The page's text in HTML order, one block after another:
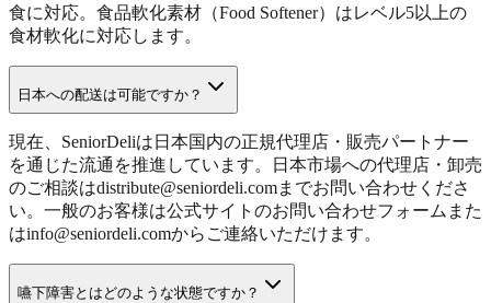
食に対応。食品軟化素材（Food Softener）はレベル5以上の
食材軟化に対応します。
日本への配送は可能ですか？
現在、SeniorDeliは日本国内の正規代理店・販売パートナー
を通じた流通を推進しています。日本市場への代理店・卸売
のご相談はdistribute@seniordeli.comまでお問い合わせくださ
い。一般のお客様は公式サイトのお問い合わせフォームまた
はinfo@seniordeli.comからご連絡いただけます。
嚥下障害とはどのような状態ですか？